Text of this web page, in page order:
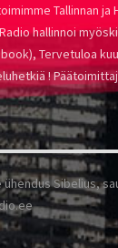
Tallinnan ja
hallinnoi
Tervetuloa
!
Sibelius,